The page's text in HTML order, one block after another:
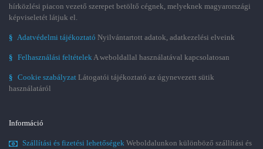
hírközlési piacon vezető szerepet betöltő cégnek, melyeknek magyarországi
képviseletét látjuk el.
§ Adatvédelmi tájékoztató Nyilvántartott adatok, adatkezelési elveink
§ Felhasználási feltételekA weboldallal használatával kapcsolatosan
§ Cookie szabályzat Látogatói tájékoztató az úgynevezett sütik
használatáról
Információ
Szállítási és fizetési lehetőségek Weboldalunkon különböző szállítási és